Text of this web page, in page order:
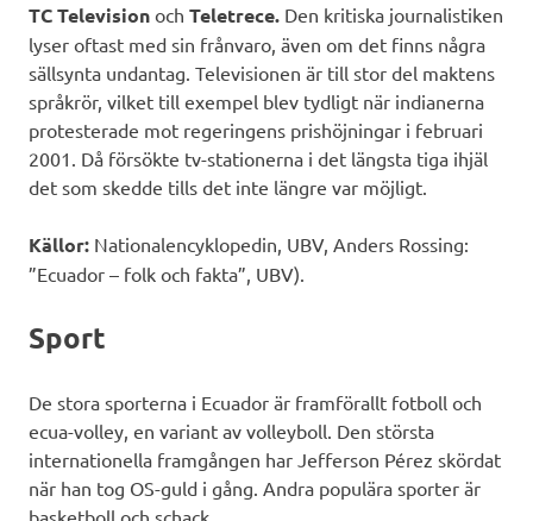
TC Television och Teletrece. Den kritiska journalistiken
lyser oftast med sin frånvaro, även om det finns några
sällsynta undantag. Televisionen är till stor del maktens
språkrör, vilket till exempel blev tydligt när indianerna
protesterade mot regeringens prishöjningar i februari
2001. Då försökte tv-stationerna i det längsta tiga ihjäl
det som skedde tills det inte längre var möjligt.
Källor: Nationalencyklopedin, UBV, Anders Rossing:
”Ecuador – folk och fakta”, UBV).
Sport
De stora sporterna i Ecuador är framförallt fotboll och
ecua-volley, en variant av volleyboll. Den största
internationella framgången har Jefferson Pérez skördat
när han tog OS-guld i gång. Andra populära sporter är